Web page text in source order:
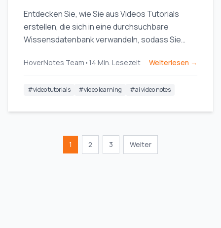
Entdecken Sie, wie Sie aus Videos Tutorials
erstellen, die sich in eine durchsuchbare
Wissensdatenbank verwandeln, sodass Sie
Lerneffizienz steigt.
HoverNotes Team • 14 Min. Lesezeit Weiterlesen →
#video tutorials #video learning #ai video notes
1 2 3 Weiter